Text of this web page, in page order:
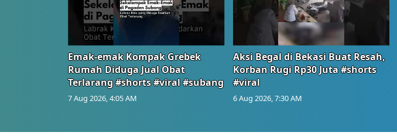
Emak-emak Kompak Grebek
Rumah Diduga Jual Obat
Terlarang #shorts #viral #subang
7 Aug 2026, 4:05 AM
Aksi Begal di Bekasi Buat Resah,
Korban Rugi Rp30 Juta #shorts
#viral
6 Aug 2026, 7:30 AM